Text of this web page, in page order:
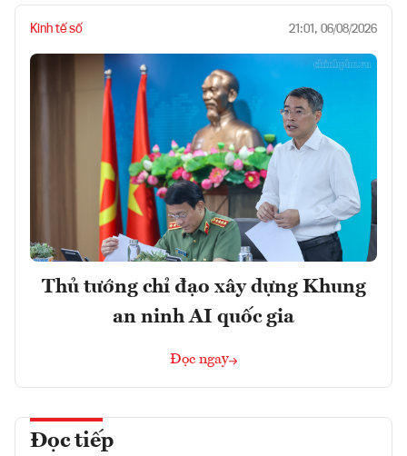
Kinh tế số 21:01, 06/08/2026
Thủ tướng chỉ đạo xây dựng Khung
an ninh AI quốc gia
Đọc ngay
Đọc tiếp